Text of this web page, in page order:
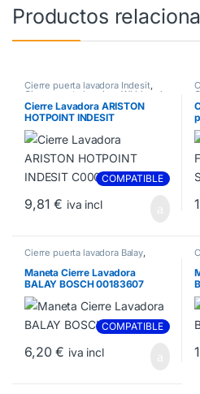
Productos
Cierre puerta lavadora Indesit,
Cierre puerta lavadora Whirlpool
Cierres Lavadora
Cierre Lavadora ARISTON
HOTPOINT INDESIT
C00096865
COMPATIBLE
9,81€ iva incl
Cierre puerta lavadora Balay,
Cierre puerta lavadora Bosch
Maneta Cierre Lavadora
BALAY BOSCH 00183607
COMPATIBLE
6,20€ iva incl